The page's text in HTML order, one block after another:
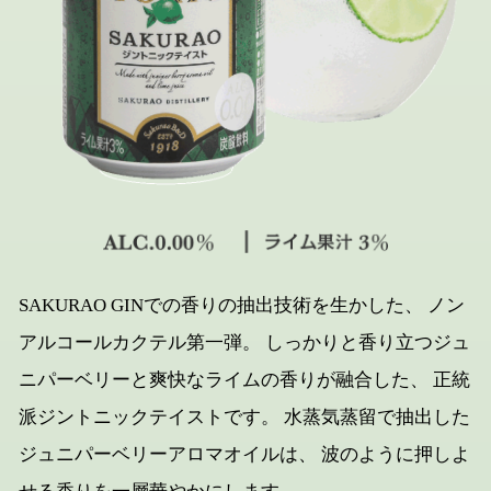
SAKURAO GINでの香りの抽出技術を生かした、
ノン
アルコールカクテル第一弾。
しっかりと香り立つジュ
ニパーベリーと爽快なライムの香りが融合した、
正統
派ジントニックテイストです。
水蒸気蒸留で抽出した
ジュニパーベリーアロマオイルは、
波のように押しよ